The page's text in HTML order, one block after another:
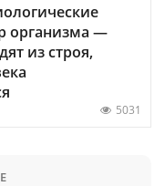
организма —
из строя,
5031